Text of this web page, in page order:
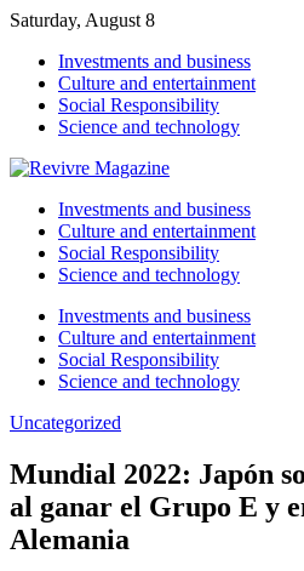
Saturday, August 8
Investments and business
Culture and entertainment
Social Responsibility
Science and technology
Investments and business
Culture and entertainment
Social Responsibility
Science and technology
Investments and business
Culture and entertainment
Social Responsibility
Science and technology
Uncategorized
Mundial 2022: Japón
al ganar el Grupo E y
Alemania